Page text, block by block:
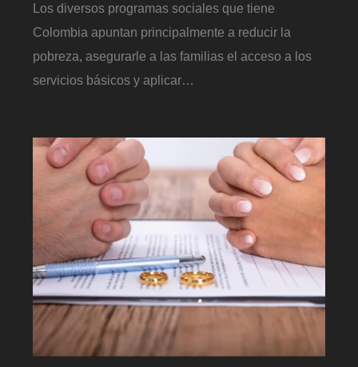
Los diversos programas sociales que tiene
Colombia apuntan principalmente a reducir la
pobreza, asegurarle a las familias el acceso a los
servicios básicos y aplicar…